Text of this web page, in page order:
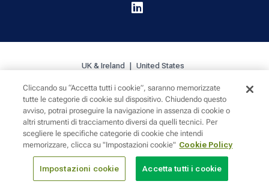

UK & Ireland United States
Cookie Policy Privacy Sitemap
Cliccando su “Accetta tutti i cookie”, saranno memorizzate
tutte le categorie di cookie sul dispositivo. Chiudendo questo
avviso, potrai proseguire la navigazione in assenza di cookie o
altri strumenti di tracciamento diversi da quelli tecnici. Per
scegliere le specifiche categorie di cookie che intendi
memorizzare, clicca su "Impostazioni cookie" Cookie Policy
Impostazioni cookie Accetta tutti i cookie